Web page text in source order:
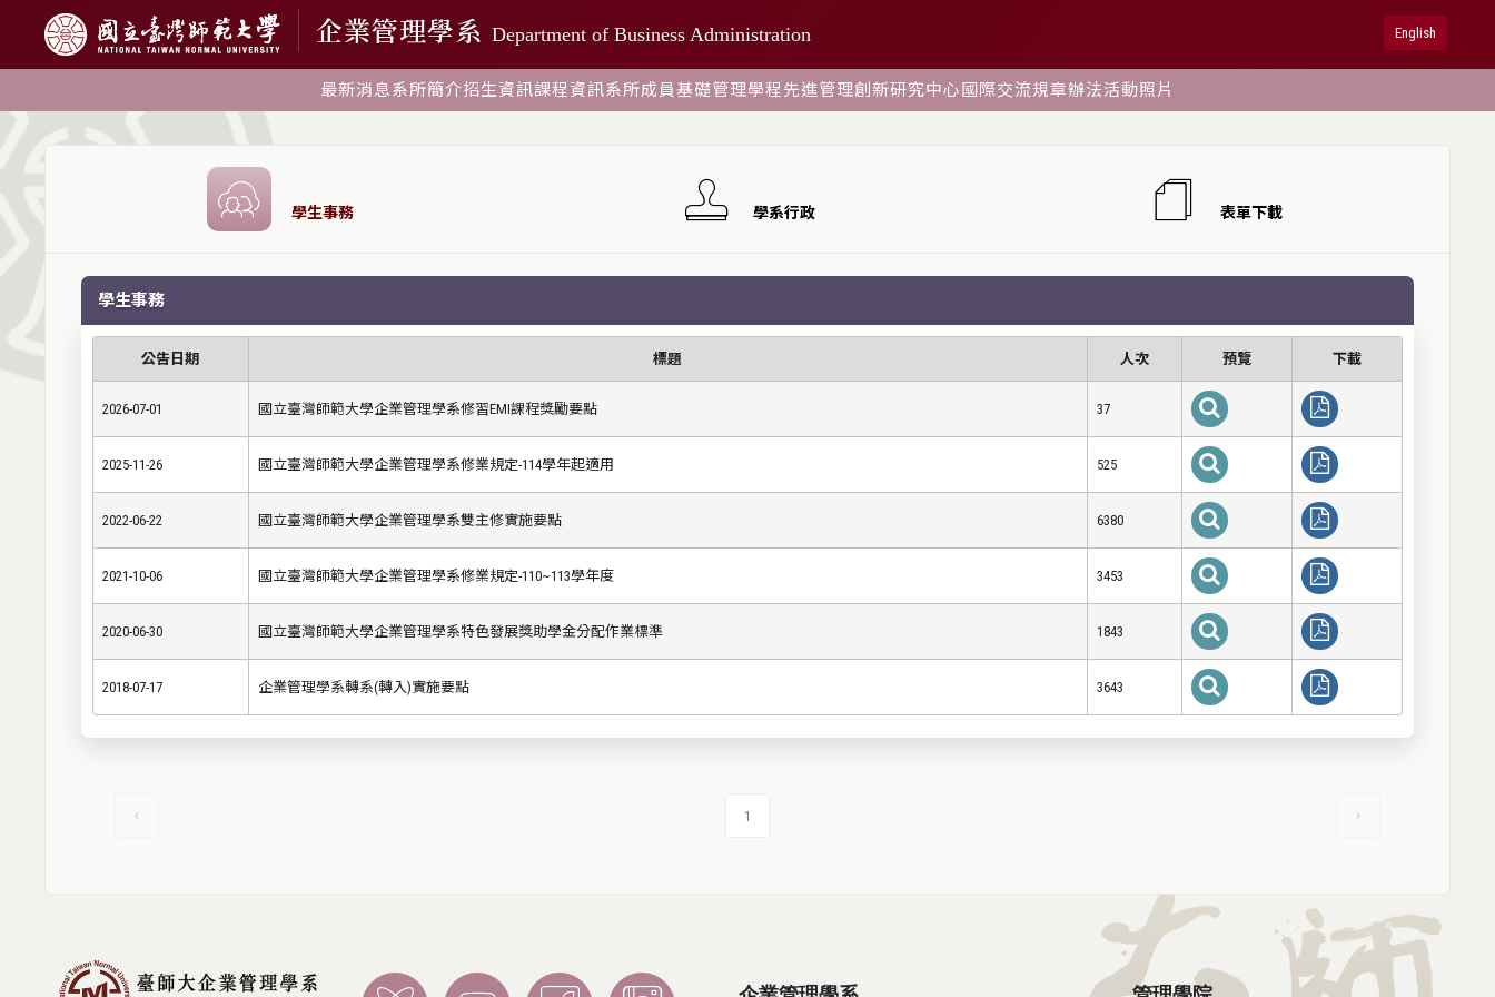
企業管理學系 Department of Business Administration English
最新消息系所簡介招生資訊課程資訊系所成員基礎管理學程 先進管理創新研究中心 國際交流規章辦法活動照片
學生事務 學系行政 表單下載
學生事務
公告日期 標題 人次 預覽 下載
2026-07-01 國立臺灣師範大學企業管理學系修習EMI課程獎勵要點 37
2025-11-26 國立臺灣師範大學企業管理學系修業規定-114學年起適用 525
2022-06-22 國立臺灣師範大學企業管理學系雙主修實施要點 6380
2021-10-06 國立臺灣師範大學企業管理學系修業規定-110~113學年度 3453
2020-06-30 國立臺灣師範大學企業管理學系特色發展獎助學金分配作業標準 1843
2018-07-17 企業管理學系轉系(轉入)實施要點 3643
1